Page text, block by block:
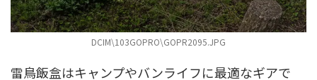
DCIM\103GOPRO\GOPR2095.JPG
雷鳥飯盒はキャンプやバンライフに最適なギアで